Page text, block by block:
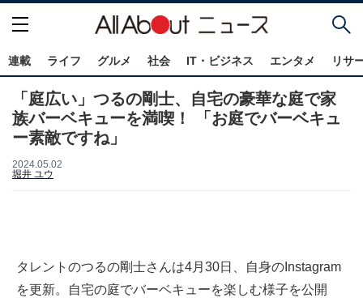
連載 ライフ グルメ 社会 IT・ビジネス エンタメ リサ
「庭広い」つるの剛士、自宅の豪華な庭で家
族バーベキューを満喫！ 「お庭でバーベキュ
ー素敵ですね」
2024.05.02
堀井 ユウ
タレントのつるの剛士さんは4月30日、自身のInstagram
を更新。自宅の庭でバーベキューを楽しむ様子を公開